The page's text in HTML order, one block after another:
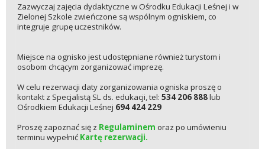
Zazwyczaj zajęcia dydaktyczne w Ośrodku Edukacji Leśnej i w
Zielonej Szkole zwieńczone są wspólnym ogniskiem, co
integruje grupę uczestników.
Miejsce na ognisko jest udostępniane również turystom i
osobom chcącym zorganizować imprezę.
W celu rezerwacji daty zorganizowania ogniska proszę o
kontakt z Specjalistą SL ds. edukacji, tel: 534 206 888lub
Ośrodkiem Edukacji Leśnej 694 424 229
Proszę zapoznać się z Regulaminem oraz po umówieniu
terminu wypełnić Kartę rezerwacji.